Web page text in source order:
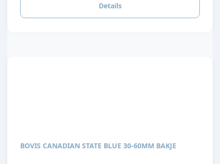
Details
BOVIS CANADIAN STATE BLUE 30-60MM BAKJE